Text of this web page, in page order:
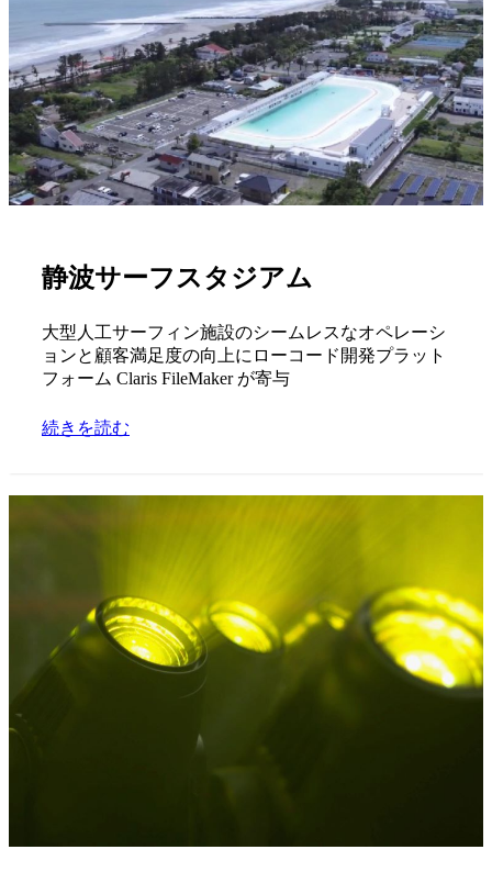
静波サーフスタジアム
大型人工サーフィン施設のシームレスなオペレーシ
ョンと顧客満足度の向上にローコード開発プラット
フォーム Claris FileMaker が寄与
続きを読む